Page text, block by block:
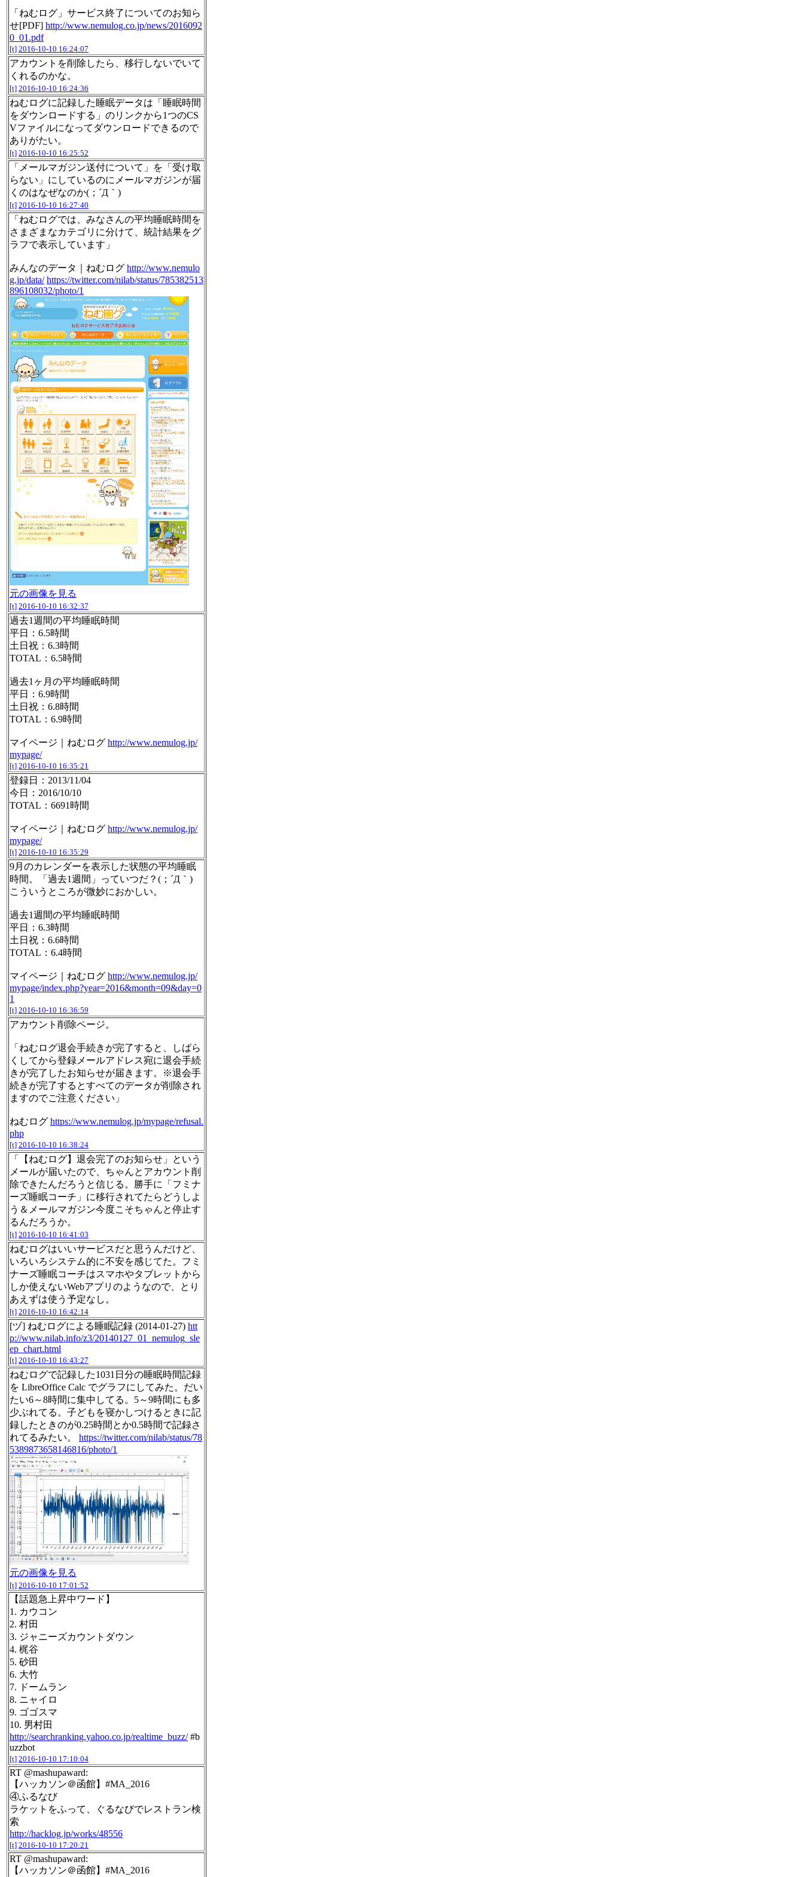
「ねむログ」サービス終了についてのお知ら
せ[PDF] http://www.nemulog.co.jp/news/2016092
0_01.pdf
[t] 2016-10-10 16:24:07
アカウントを削除したら、移行しないでいて
くれるのかな。
[t] 2016-10-10 16:24:36
ねむログに記録した睡眠データは「睡眠時間
をダウンロードする」のリンクから1つのCS
Vファイルになってダウンロードできるので
ありがたい。
[t] 2016-10-10 16:25:52
「メールマガジン送付について」を「受け取
らない」にしているのにメールマガジンが届
くのはなぜなのか(；´Д｀)
[t] 2016-10-10 16:27:40
「ねむログでは、みなさんの平均睡眠時間を
さまざまなカテゴリに分けて、統計結果をグ
ラフで表示しています」
みんなのデータ｜ねむログ http://www.nemulo
g.jp/data/ https://twitter.com/nilab/status/785382513
896108032/photo/1
元の画像を見る
[t] 2016-10-10 16:32:37
過去1週間の平均睡眠時間
平日：6.5時間
土日祝：6.3時間
TOTAL：6.5時間
過去1ヶ月の平均睡眠時間
平日：6.9時間
土日祝：6.8時間
TOTAL：6.9時間
マイページ｜ねむログ http://www.nemulog.jp/
mypage/
[t] 2016-10-10 16:35:21
登録日：2013/11/04
今日：2016/10/10
TOTAL：6691時間
マイページ｜ねむログ http://www.nemulog.jp/
mypage/
[t] 2016-10-10 16:35:29
9月のカレンダーを表示した状態の平均睡眠
時間。「過去1週間」っていつだ？(；´Д｀)
こういうところが微妙におかしい。
過去1週間の平均睡眠時間
平日：6.3時間
土日祝：6.6時間
TOTAL：6.4時間
マイページ｜ねむログ http://www.nemulog.jp/
mypage/index.php?year=2016&month=09&day=0
1
[t] 2016-10-10 16:36:59
アカウント削除ページ。
「ねむログ退会手続きが完了すると、しばら
くしてから登録メールアドレス宛に退会手続
きが完了したお知らせが届きます。※退会手
続きが完了するとすべてのデータが削除され
ますのでご注意ください」
ねむログ https://www.nemulog.jp/mypage/refusal.
php
[t] 2016-10-10 16:38:24
「【ねむログ】退会完了のお知らせ」という
メールが届いたので、ちゃんとアカウント削
除できたんだろうと信じる。勝手に「フミナ
ーズ睡眠コーチ」に移行されてたらどうしよ
う＆メールマガジン今度こそちゃんと停止す
るんだろうか。
[t] 2016-10-10 16:41:03
ねむログはいいサービスだと思うんだけど、
いろいろシステム的に不安を感じてた。フミ
ナーズ睡眠コーチはスマホやタブレットから
しか使えないWebアプリのようなので、とり
あえずは使う予定なし。
[t] 2016-10-10 16:42:14
[ヅ] ねむログによる睡眠記録 (2014-01-27) htt
p://www.nilab.info/z3/20140127_01_nemulog_sle
ep_chart.html
[t] 2016-10-10 16:43:27
ねむログで記録した1031日分の睡眠時間記録
を LibreOffice Calc でグラフにしてみた。だい
たい6～8時間に集中してる。5～9時間にも多
少ぶれてる。子どもを寝かしつけるときに記
録したときのが0.25時間とか0.5時間で記録さ
れてるみたい。 https://twitter.com/nilab/status/78
5389873658146816/photo/1
元の画像を見る
[t] 2016-10-10 17:01:52
【話題急上昇中ワード】
1. カウコン
2. 村田
3. ジャニーズカウントダウン
4. 梶谷
5. 砂田
6. 大竹
7. ドームラン
8. ニャイロ
9. ゴゴスマ
10. 男村田
http://searchranking.yahoo.co.jp/realtime_buzz/#b
uzzbot
[t] 2016-10-10 17:10:04
RT @mashupaward:
【ハッカソン＠函館】#MA_2016
④ふるなび
ラケットをふって、ぐるなびでレストラン検
索
http://hacklog.jp/works/48556
[t] 2016-10-10 17:20:21
RT @mashupaward:
【ハッカソン＠函館】#MA_2016